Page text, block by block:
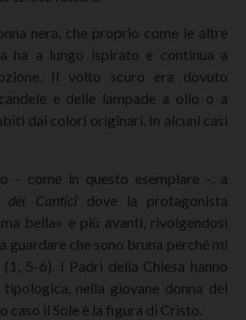
nera, che proprio come le altre
ha a lungo ispirato e continua a
Il volto scuro era dovuto
e delle lampade a olio o a
dai colori originari. In alcuni casi
– come in questo esemplare –, a
dei Cantici dove la protagonista
bella» e più avanti, rivolgendosi
guardare che sono bruna perché mi
5-6). I Padri della Chiesa hanno
nella giovane donna del
caso il Sole è la figura di Cristo.